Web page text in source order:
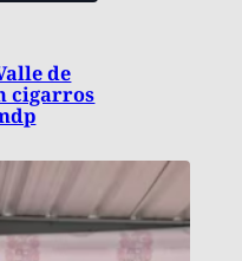
de
cigarros